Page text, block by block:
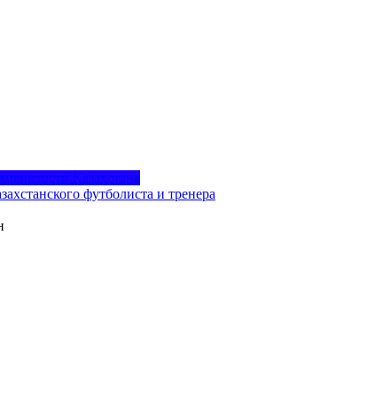
Казахстана
футболиста и тренера